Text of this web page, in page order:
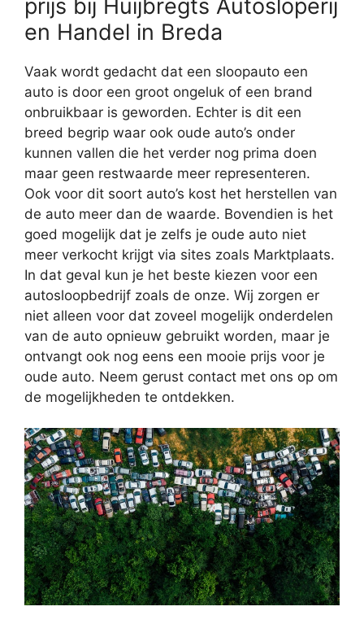
prijs bij Huijbregts Autosloperij
en Handel in Breda
Vaak wordt gedacht dat een sloopauto een
auto is door een groot ongeluk of een brand
onbruikbaar is geworden. Echter is dit een
breed begrip waar ook oude auto’s onder
kunnen vallen die het verder nog prima doen
maar geen restwaarde meer representeren.
Ook voor dit soort auto’s kost het herstellen van
de auto meer dan de waarde. Bovendien is het
goed mogelijk dat je zelfs je oude auto niet
meer verkocht krijgt via sites zoals Marktplaats.
In dat geval kun je het beste kiezen voor een
autosloopbedrijf zoals de onze. Wij zorgen er
niet alleen voor dat zoveel mogelijk onderdelen
van de auto opnieuw gebruikt worden, maar je
ontvangt ook nog eens een mooie prijs voor je
oude auto. Neem gerust contact met ons op om
de mogelijkheden te ontdekken.